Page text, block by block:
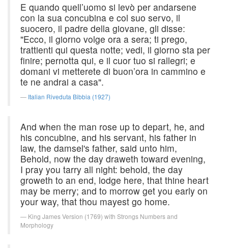
E quando quell’uomo si levò per andarsene
con la sua concubina e col suo servo, il
suocero, il padre della giovane, gli disse:
"Ecco, il giorno volge ora a sera; ti prego,
trattienti qui questa notte; vedi, il giorno sta per
finire; pernotta qui, e il cuor tuo si rallegri; e
domani vi metterete di buon’ora in cammino e
te ne andrai a casa".
Italian Riveduta Bibbia (1927)
And when the man rose up to depart, he, and
his concubine, and his servant, his father in
law, the damsel's father, said unto him,
Behold, now the day draweth toward evening,
I pray you tarry all night: behold, the day
groweth to an end, lodge here, that thine heart
may be merry; and to morrow get you early on
your way, that thou mayest go home.
King James Version (1769) with Strongs Numbers and
Morphology